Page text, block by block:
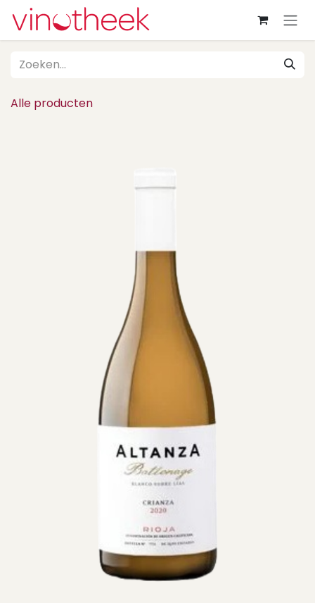
Overslaan naar inhoud
Alle producten